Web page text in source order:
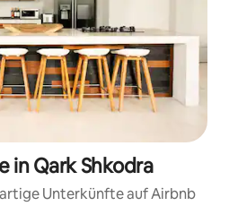
in Qark Shkodra
Unterkünfte auf Airbnb